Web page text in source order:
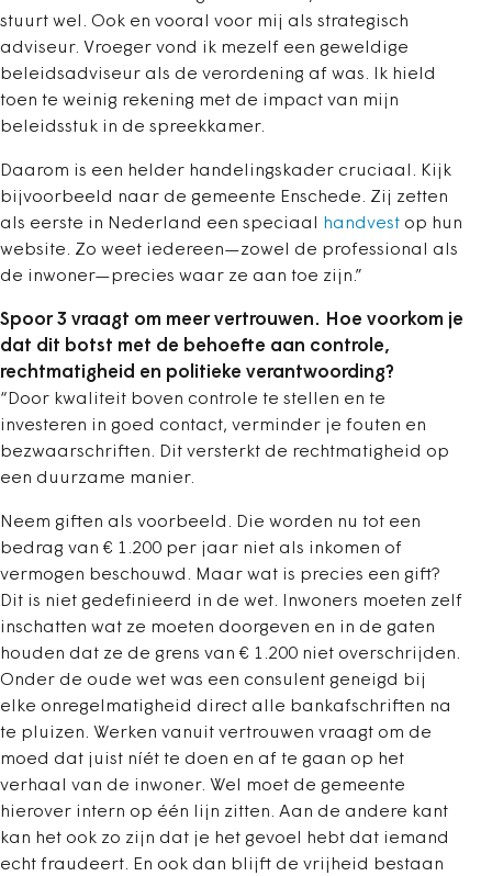
stuurt wel. Ook en vooral voor mij als strategisch
adviseur. Vroeger vond ik mezelf een geweldige
beleidsadviseur als de verordening af was. Ik hield
toen te weinig rekening met de impact van mijn
beleidsstuk in de spreekkamer.
Daarom is een helder handelingskader cruciaal. Kijk
bijvoorbeeld naar de gemeente Enschede. Zij zetten
als eerste in Nederland een speciaal handvest op hun
website. Zo weet iedereen—zowel de professional als
de inwoner—precies waar ze aan toe zijn.”
Spoor 3 vraagt om meer vertrouwen. Hoe voorkom je
dat dit botst met de behoefte aan controle,
rechtmatigheid en politieke verantwoording?
“Door kwaliteit boven controle te stellen en te
investeren in goed contact, verminder je fouten en
bezwaarschriften. Dit versterkt de rechtmatigheid op
een duurzame manier.
Neem giften als voorbeeld. Die worden nu tot een
bedrag van € 1.200 per jaar niet als inkomen of
vermogen beschouwd. Maar wat is precies een gift?
Dit is niet gedefinieerd in de wet. Inwoners moeten zelf
inschatten wat ze moeten doorgeven en in de gaten
houden dat ze de grens van € 1.200 niet overschrijden.
Onder de oude wet was een consulent geneigd bij
elke onregelmatigheid direct alle bankafschriften na
te pluizen. Werken vanuit vertrouwen vraagt om de
moed dat juist níét te doen en af te gaan op het
verhaal van de inwoner. Wel moet de gemeente
hierover intern op één lijn zitten. Aan de andere kant
kan het ook zo zijn dat je het gevoel hebt dat iemand
echt fraudeert. En ook dan blijft de vrijheid bestaan